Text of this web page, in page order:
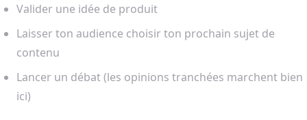
Valider une idée de produit
Laisser ton audience choisir ton prochain sujet de
contenu
Lancer un débat (les opinions tranchées marchent bien
ici)